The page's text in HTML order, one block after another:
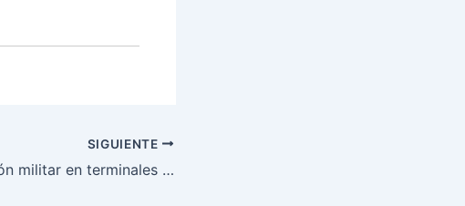
SIGUIENTE
Supervisión militar en terminales del transporte interurbano